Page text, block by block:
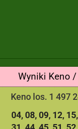
Wyniki Keno
Keno los. 1 497
04 08 09 12 15